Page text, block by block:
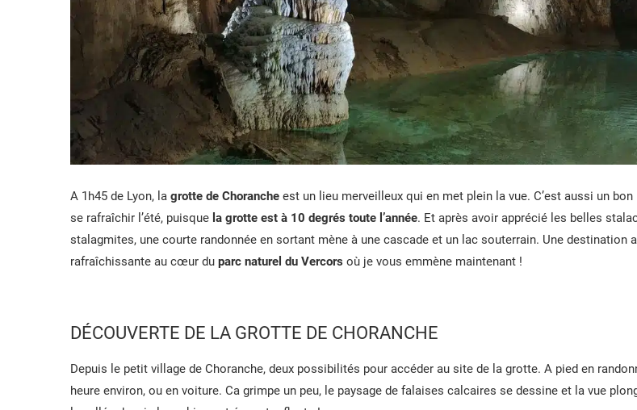
A 1h45 de Lyon, la grotte de Choranche est un lieu merveilleux qui en met plein la vue. C’est aussi un bon
se rafraîchir l’été, puisque la grotte est à 10 degrés toute l’année. Et après avoir apprécié les belles
stalagmites, une courte randonnée en sortant mène à une cascade et un lac souterrain. Une destination
rafraîchissante au cœur du parc naturel du Vercors où je vous emmène maintenant !
DÉCOUVERTE DE LA GROTTE DE CHORANCHE
Depuis le petit village de Choranche, deux possibilités pour accéder au site de la grotte. A pied en
heure environ, ou en voiture. Ca grimpe un peu, le paysage de falaises calcaires se dessine et la vue